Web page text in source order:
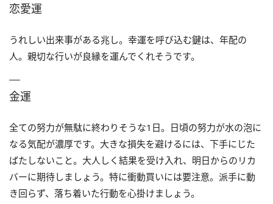
恋愛運
うれしい出来事がある兆し。幸運を呼び込む鍵は、年配の
人。親切な行いが良縁を運んでくれそうです。
金運
全ての努力が無駄に終わりそうな1日。日頃の努力が水の泡に
なる気配が濃厚です。大きな損失を避けるには、下手にじた
ばたしないこと。大人しく結果を受け入れ、明日からのリカ
バーに期待しましょう。特に衝動買いには要注意。派手に動
き回らず、落ち着いた行動を心掛けましょう。